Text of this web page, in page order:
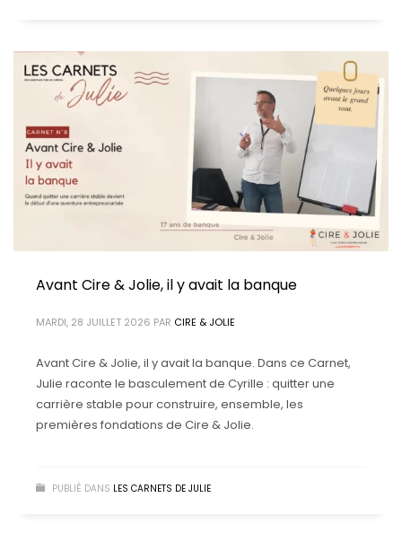
Avant Cire & Jolie, il y avait la banque
MARDI, 28 JUILLET 2026 PAR CIRE & JOLIE
Avant Cire & Jolie, il y avait la banque. Dans ce Carnet,
Julie raconte le basculement de Cyrille : quitter une
carrière stable pour construire, ensemble, les
premières fondations de Cire & Jolie.
PUBLIÉ DANS LES CARNETS DE JULIE